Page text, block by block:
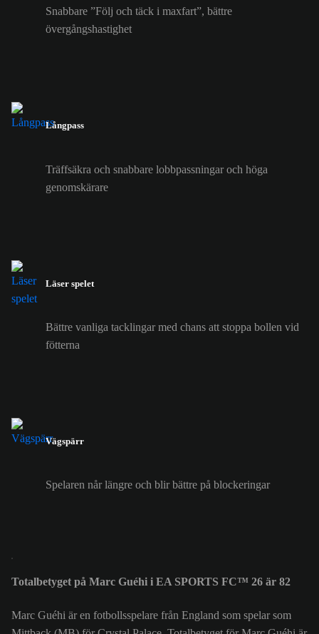
Snabbare ”Följ och täck i maxfart”, bättre
övergångshastighet
Långpass
Träffsäkra och snabbare lobbpassningar och höga
genomskärare
Läser spelet
Bättre vanliga tacklingar med chans att stoppa bollen vid
fötterna
Vägspärr
Spelaren når längre och blir bättre på blockeringar
Totalbetyget på Marc Guéhi i EA SPORTS FC™ 26 är 82
Marc Guéhi är en fotbollsspelare från England som spelar som